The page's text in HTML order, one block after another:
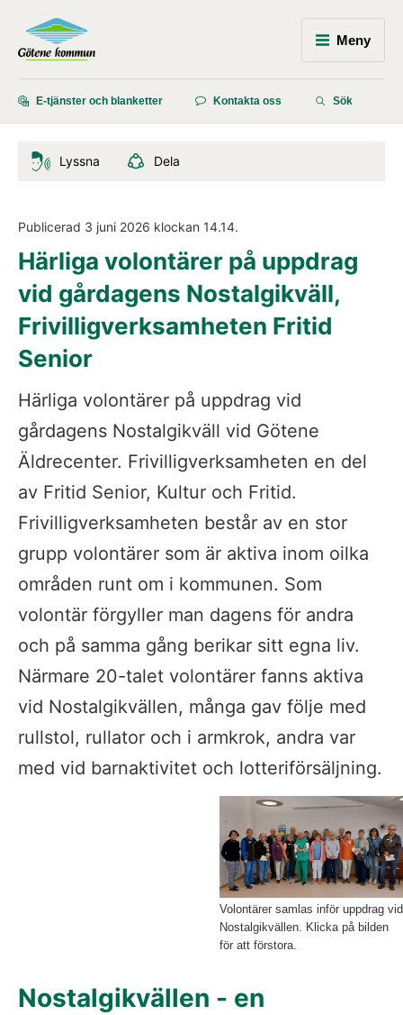
Meny
E-tjänster och blanketter Kontakta oss Sök
Lyssna Dela
Publicerad 3 juni 2026 klockan 14.14.
Härliga volontärer på uppdrag
vid gårdagens Nostalgikväll,
Frivilligverksamheten Fritid
Senior
Härliga volontärer på uppdrag vid
gårdagens Nostalgikväll vid Götene
Äldrecenter. Frivilligverksamheten en del
av Fritid Senior, Kultur och Fritid.
Frivilligverksamheten består av en stor
grupp volontärer som är aktiva inom oilka
områden runt om i kommunen. Som
volontär förgyller man dagens för andra
och på samma gång berikar sitt egna liv.
Närmare 20-talet volontärer fanns aktiva
vid Nostalgikvällen, många gav följe med
rullstol, rullator och i armkrok, andra var
med vid barnaktivitet och lotteriförsäljning.
Volontärer samlas inför uppdrag vid
Nostalgikvällen. Klicka på bilden
för att förstora.
Nostalgikvällen - en